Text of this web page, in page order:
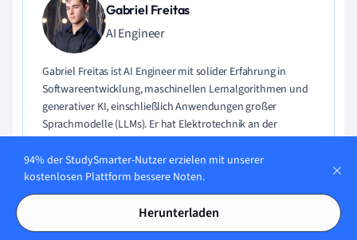
Gabriel Freitas
AI Engineer
Gabriel Freitas ist AI Engineer mit solider Erfahrung in
Softwareentwicklung, maschinellen Lernalgorithmen und
generativer KI, einschließlich Anwendungen großer
Sprachmodelle (LLMs). Er hat Elektrotechnik an der
seinen MSc in Computertechnik an der Universität von
Campinas mit Schwerpunkt auf maschinellem Lernen.
Gabriel hat einen starken Hintergrund in Software-
Engineering und hat an Projekten zu Computer Vision,
Embedded AI und LLM-Anwendungen gearbeitet.
94% der StudySmarter-Nutzer erzielen mit unserer
kostenlosen Plattform bessere Noten.
Herunterladen